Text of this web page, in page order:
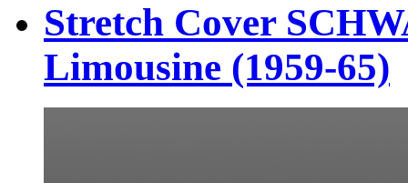
Stretch Cover
Limousine (1959-65)